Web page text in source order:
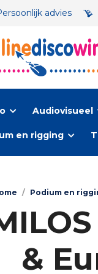
advies
Audiovisueel
en rigging
/ Podium en
&